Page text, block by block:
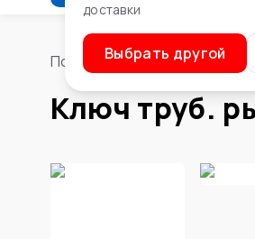
доставки
Выбрать другой
Помощник/Водоснабжение
Ключ труб.